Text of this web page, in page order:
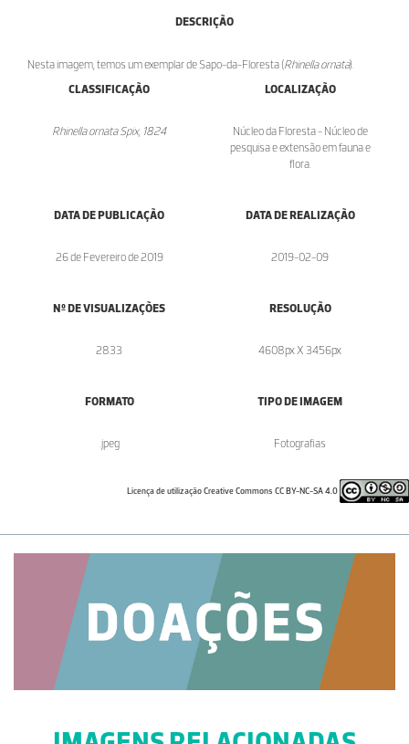
DESCRIÇÃO
Nesta imagem, temos um exemplar de Sapo-da-Floresta (Rhinella ornata).
CLASSIFICAÇÃO
Rhinella ornata Spix, 1824
LOCALIZAÇÃO
Núcleo da Floresta - Núcleo de
pesquisa e extensão em fauna e
flora.
DATA DE PUBLICAÇÃO
26 de Fevereiro de 2019
DATA DE REALIZAÇÃO
2019-02-09
Nº DE VISUALIZAÇÕES
2833
RESOLUÇÃO
4608px X 3456px
FORMATO
.jpeg
TIPO DE IMAGEM
Fotografias
Licença de utilização Creative Commons CC BY-NC-SA 4.0